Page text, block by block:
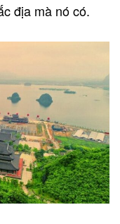
địa mà nó có.